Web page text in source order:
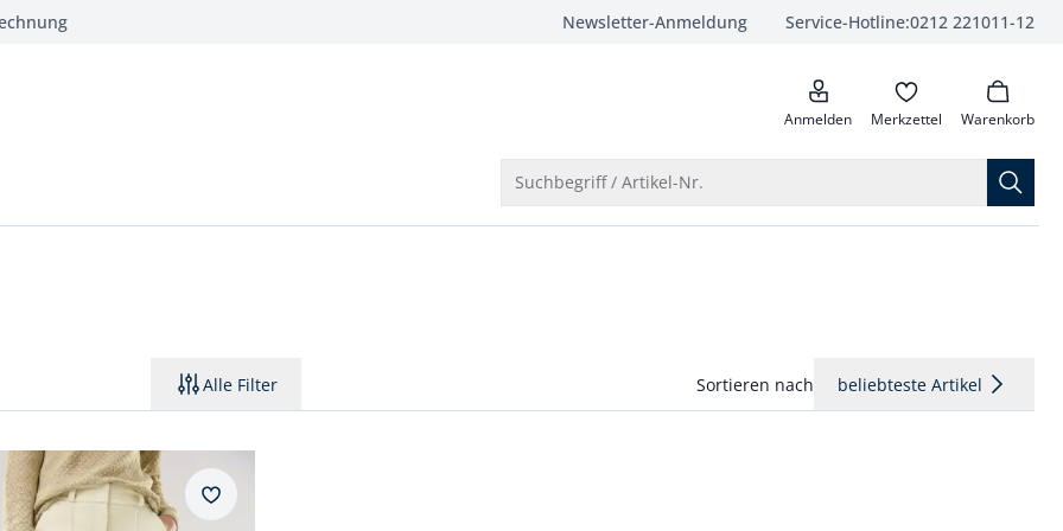
Newsletter-Anmeldung Service-Hotline:0212 221011-12
anrufen
Anmelden Merkzettel Warenkorb
Suchbegriff / Artikel-Nr.
Alle Filter Sortieren nach beliebteste Artikel
Fit.
Merkzettel